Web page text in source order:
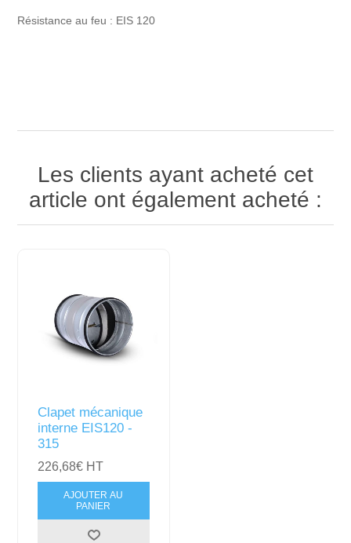
Résistance au feu : EIS 120
Les clients ayant acheté cet
article ont également acheté :
Clapet mécanique
interne EIS120 -
315
226,68€ HT
AJOUTER AU
PANIER